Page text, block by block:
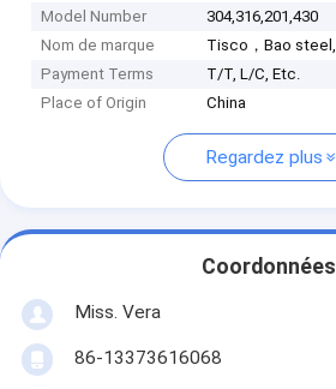
Model Number
304,316,201,430
Nom de marque
Tisco，Bao steel,
Payment Terms
T/T, L/C, Etc.
Place of Origin
China
Regardez plus
Coordonnées
Miss. Vera
86-13373616068